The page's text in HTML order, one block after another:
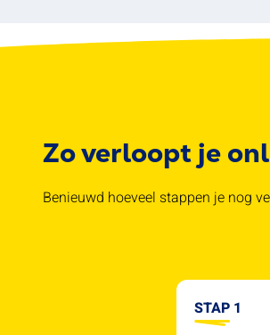
Zo verloopt je
Benieuwd hoeveel stappen je nog
STAP 1